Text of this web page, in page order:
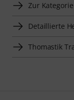
Zur
Detaillierte
Thomastik